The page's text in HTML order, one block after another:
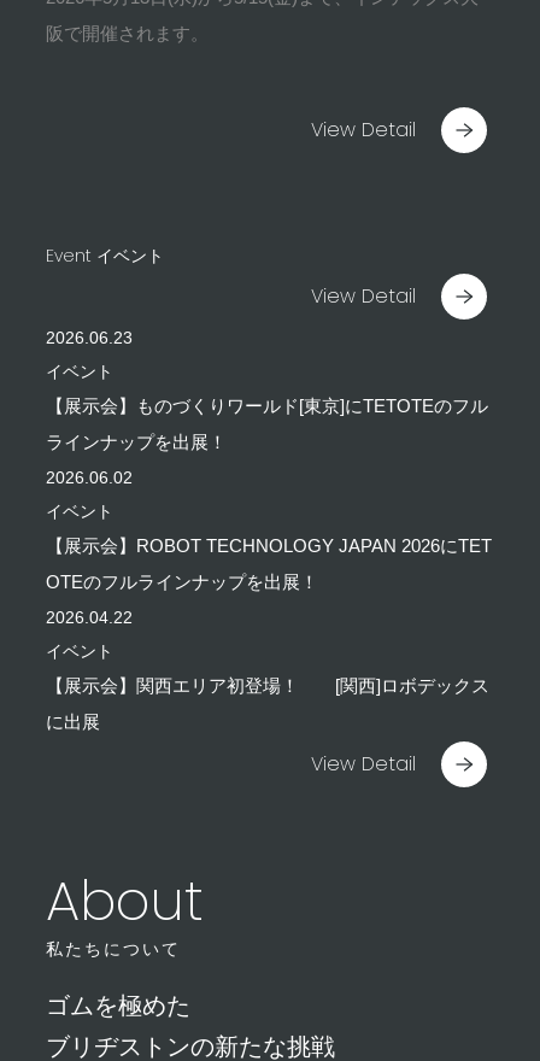
阪で開催されます。
View Detail
Event イベント
View Detail
2026.06.23
イベント
【展示会】ものづくりワールド[東京]にTETOTEのフル
ラインナップを出展！
2026.06.02
イベント
【展示会】ROBOT TECHNOLOGY JAPAN 2026にTET
OTEのフルラインナップを出展！
2026.04.22
イベント
【展示会】関西エリア初登場！ [関西]ロボデックス
に出展
View Detail
About
私たちについて
ゴムを極めた
ブリヂストンの新たな挑戦